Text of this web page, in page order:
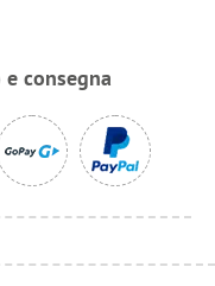
consegna